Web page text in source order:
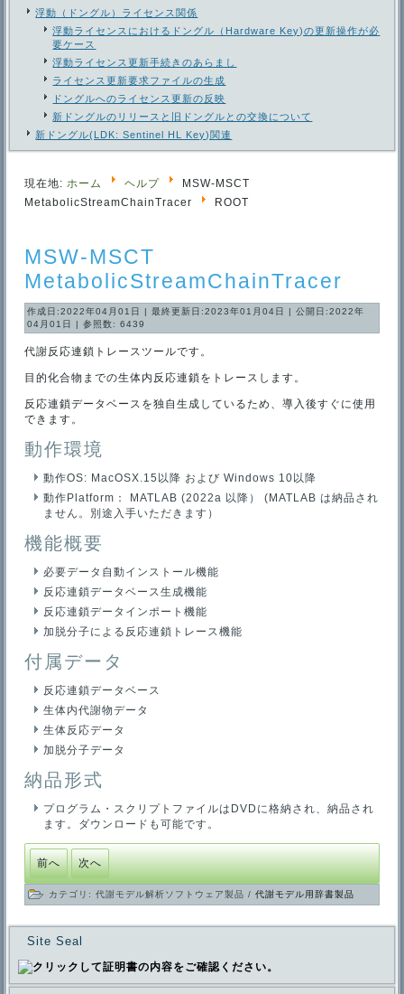
浮動（ドングル）ライセンス関係
浮動ライセンスにおけるドングル（Hardware Key)の更新操作が必
要ケース
浮動ライセンス更新手続きのあらまし
ライセンス更新要求ファイルの生成
ドングルへのライセンス更新の反映
新ドングルのリリースと旧ドングルとの交換について
新ドングル(LDK: Sentinel HL Key)関連
現在地: ホーム ヘルプ
MSW-MSCT
MetabolicStreamChainTracer
ROOT
MSW-MSCT
MetabolicStreamChainTracer
作成日:2022年04月01日 |最終更新日:2023年01月04日 |公開日:2022年
04月01日
|参照数: 6439
代謝反応連鎖トレースツールです。
目的化合物までの生体内反応連鎖をトレースします。
反応連鎖データベースを独自生成しているため、導入後すぐに使用
できます。
動作環境
動作OS: MacOSX.15以降 および Windows 10以降
動作Platform： MATLAB (2022a 以降） (MATLAB は納品され
ません。別途入手いただきます）
機能概要
必要データ自動インストール機能
反応連鎖データベース生成機能
反応連鎖データインポート機能
加脱分子による反応連鎖トレース機能
付属データ
反応連鎖データベース
生体内代謝物データ
生体反応データ
加脱分子データ
納品形式
プログラム・スクリプトファイルはDVDに格納され、納品され
ます。ダウンロードも可能です。
前へ 次へ
カテゴリ:代謝モデル解析ソフトウェア製品 /代謝モデル用辞書製品
Site Seal